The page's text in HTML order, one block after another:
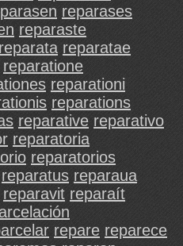
reparases
reparaste
reparata reparatae
reparatione
reparationi
reparations
reparative reparativo
reparatoria
reparatorios
reparatus reparaua
reparavit reparaít
repare reparece